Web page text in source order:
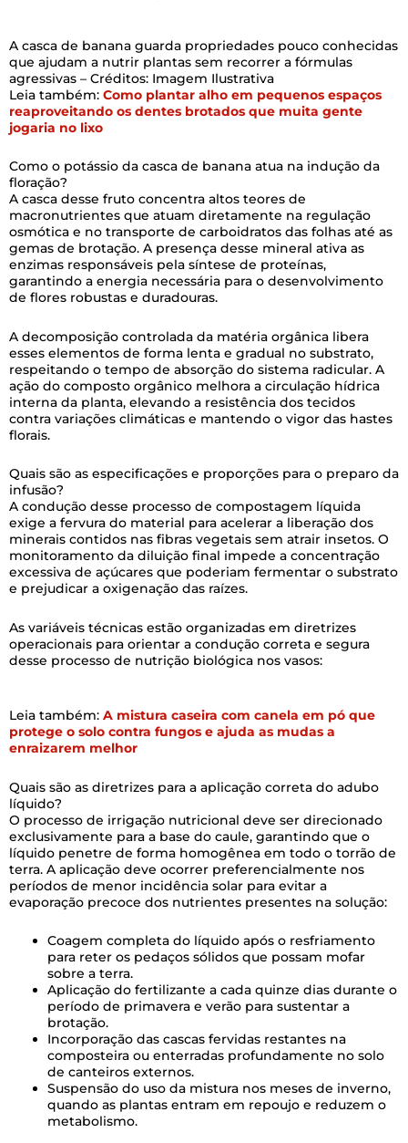
A casca de banana guarda propriedades pouco conhecidas
que ajudam a nutrir plantas sem recorrer a fórmulas
agressivas – Créditos: Imagem Ilustrativa
Leia também: Como plantar alho em pequenos espaços
reaproveitando os dentes brotados que muita gente
jogaria no lixo
Como o potássio da casca de banana atua na indução da
floração?
A casca desse fruto concentra altos teores de
macronutrientes que atuam diretamente na regulação
osmótica e no transporte de carboidratos das folhas até as
gemas de brotação. A presença desse mineral ativa as
enzimas responsáveis pela síntese de proteínas,
garantindo a energia necessária para o desenvolvimento
de flores robustas e duradouras.
A decomposição controlada da matéria orgânica libera
esses elementos de forma lenta e gradual no substrato,
respeitando o tempo de absorção do sistema radicular. A
ação do composto orgânico melhora a circulação hídrica
interna da planta, elevando a resistência dos tecidos
contra variações climáticas e mantendo o vigor das hastes
florais.
Quais são as especificações e proporções para o preparo da
infusão?
A condução desse processo de compostagem líquida
exige a fervura do material para acelerar a liberação dos
minerais contidos nas fibras vegetais sem atrair insetos. O
monitoramento da diluição final impede a concentração
excessiva de açúcares que poderiam fermentar o substrato
e prejudicar a oxigenação das raízes.
As variáveis técnicas estão organizadas em diretrizes
operacionais para orientar a condução correta e segura
desse processo de nutrição biológica nos vasos:
Leia também: A mistura caseira com canela em pó que
protege o solo contra fungos e ajuda as mudas a
enraizarem melhor
Quais são as diretrizes para a aplicação correta do adubo
líquido?
O processo de irrigação nutricional deve ser direcionado
exclusivamente para a base do caule, garantindo que o
líquido penetre de forma homogênea em todo o torrão de
terra. A aplicação deve ocorrer preferencialmente nos
períodos de menor incidência solar para evitar a
evaporação precoce dos nutrientes presentes na solução:
Coagem completa do líquido após o resfriamento
para reter os pedaços sólidos que possam mofar
sobre a terra.
Aplicação do fertilizante a cada quinze dias durante o
período de primavera e verão para sustentar a
brotação.
Incorporação das cascas fervidas restantes na
composteira ou enterradas profundamente no solo
de canteiros externos.
Suspensão do uso da mistura nos meses de inverno,
quando as plantas entram em repoujo e reduzem o
metabolismo.